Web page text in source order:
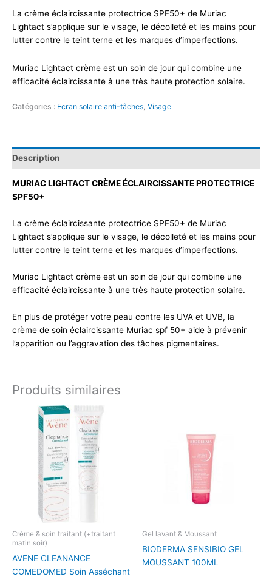
La crème éclaircissante protectrice SPF50+ de Muriac
Lightact s’applique sur le visage, le décolleté et les mains pour
lutter contre le teint terne et les marques d’imperfections.
Muriac Lightact crème est un soin de jour qui combine une
efficacité éclaircissante à une très haute protection solaire.
Catégories : Ecran solaire anti-tâches, Visage
Description
MURIAC LIGHTACT CRÈME ÉCLAIRCISSANTE PROTECTRICE
SPF50+
La crème éclaircissante protectrice SPF50+ de Muriac
Lightact s’applique sur le visage, le décolleté et les mains pour
lutter contre le teint terne et les marques d’imperfections.
Muriac Lightact crème est un soin de jour qui combine une
efficacité éclaircissante à une très haute protection solaire.
En plus de protéger votre peau contre les UVA et UVB, la
crème de soin éclaircissante Muriac spf 50+ aide à prévenir
l’apparition ou l’aggravation des tâches pigmentaires.
Produits similaires
Crème & soin traitant (+traitant
matin soir)
AVENE CLEANANCE
COMEDOMED Soin Asséchant
Gel lavant & Moussant
BIODERMA SENSIBIO GEL
MOUSSANT 100ML